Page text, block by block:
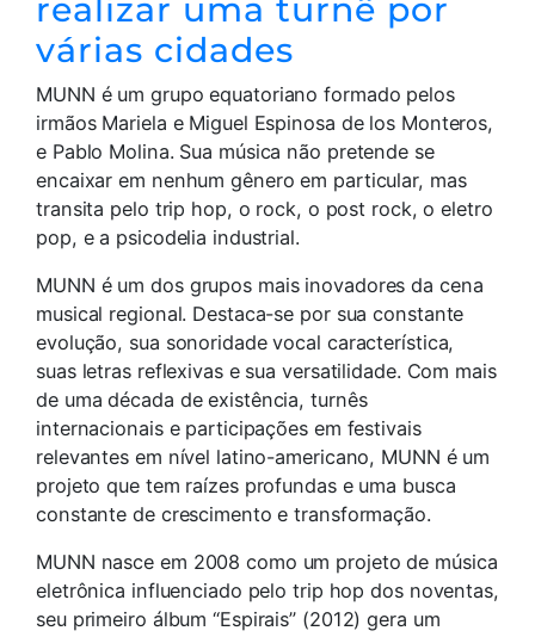
realizar uma turnê por
várias cidades
MUNN é um grupo equatoriano formado pelos
irmãos Mariela e Miguel Espinosa de los Monteros,
e Pablo Molina. Sua música não pretende se
encaixar em nenhum gênero em particular, mas
transita pelo trip hop, o rock, o post rock, o eletro
pop, e a psicodelia industrial.
MUNN é um dos grupos mais inovadores da cena
musical regional. Destaca-se por sua constante
evolução, sua sonoridade vocal característica,
suas letras reflexivas e sua versatilidade. Com mais
de uma década de existência, turnês
internacionais e participações em festivais
relevantes em nível latino-americano, MUNN é um
projeto que tem raízes profundas e uma busca
constante de crescimento e transformação.
MUNN nasce em 2008 como um projeto de música
eletrônica influenciado pelo trip hop dos noventas,
seu primeiro álbum “Espirais” (2012) gera um